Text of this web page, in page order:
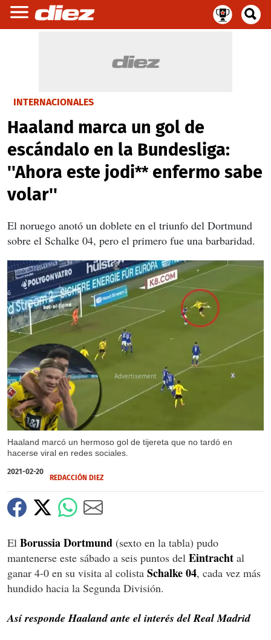
INTERNACIONALES
Haaland marca un gol de
escándalo en la Bundesliga:
''Ahora este jodi** enfermo sabe
volar''
El noruego anotó un doblete en el triunfo del Dortmund
sobre el Schalke 04, pero el primero fue una barbaridad.
Haaland marcó un hermoso gol de tijereta que no tardó en
hacerse viral en redes sociales.
X
2021-02-20
REDACCIÓN DIEZ
El Borussia Dortmund (sexto en la tabla) pudo
mantenerse este sábado a seis puntos del Eintracht al
ganar 4-0 en su visita al colista Schalke 04, cada vez más
hundido hacia la Segunda División.
Así responde Haaland ante el interés del Real Madrid